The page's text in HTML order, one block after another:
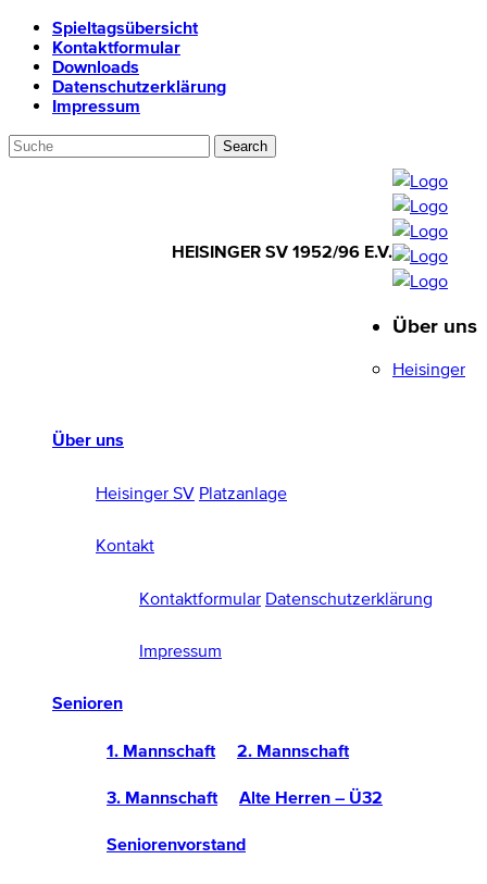
Spieltagsübersicht
Kontaktformular
Downloads
Datenschutzerklärung
Impressum
HEISINGER SV 1952/96 E.V.
1952/96 E.V.
Über uns
Heisinger SV Platzanlage
Kontakt
Kontaktformular Datenschutzerklärung
Impressum
Senioren
1. Mannschaft 2. Mannschaft
3. Mannschaft Alte Herren – Ü32
Seniorenvorstand
Über uns
Heisinger